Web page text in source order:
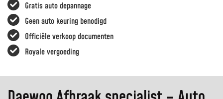
Gratis auto depannage
Geen auto keuring benodigd
Officiële verkoop documenten
Royale vergoeding